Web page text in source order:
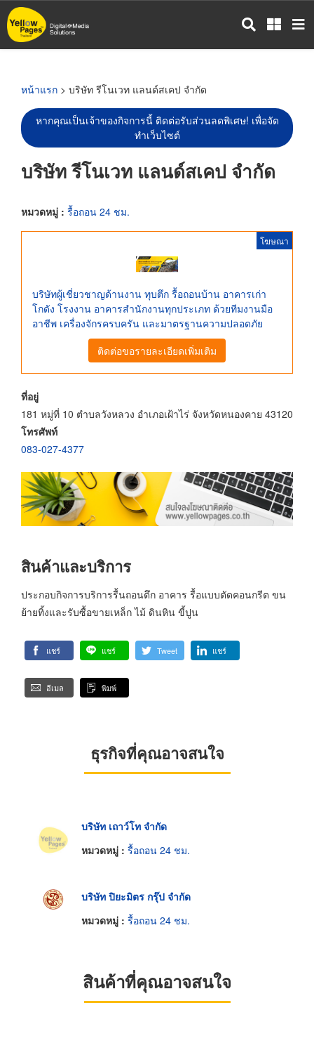
ข้าม
ไป
หน้าแรก > บริษัท รีโนเวท แลนด์สเคป จำกัด
หากคุณเป็นเจ้าของกิจการนี้ ติดต่อรับส่วนลดพิเศษ! เพื่อจัด
ทำเว็บไซต์
บริษัท รีโนเวท แลนด์สเคป จำกัด
หมวดหมู่ : รื้อถอน 24 ชม.
โฆษณา
บริษัทผู้เชี่ยวชาญด้านงาน ทุบตึก รื้อถอนบ้าน อาคารเก่า
โกดัง โรงงาน อาคารสำนักงานทุกประเภท ด้วยทีมงานมือ
อาชีพ เครื่องจักรครบครัน และมาตรฐานความปลอดภัย
ติดต่อขอรายละเอียดเพิ่มเติม
ที่อยู่
181 หมู่ที่ 10 ตำบลวังหลวง อำเภอเฝ้าไร่ จังหวัดหนองคาย 43120
โทรศัพท์
083-027-4377
สินค้าและบริการ
ประกอบกิจการบริการรื้นถอนตึก อาคาร รื้อแบบตัดคอนกรีต ขน
ย้ายทิ้งและรับซื้อขายเหล็ก ไม้ ดินหิน ขี้ปูน
แชร์ แชร์ Tweet แชร์
อีเมล พิมพ์
ธุรกิจที่คุณอาจสนใจ
บริษัท เถาว์โท จำกัด
หมวดหมู่ : รื้อถอน 24 ชม.
บริษัท ปิยะมิตร กรุ๊ป จำกัด
หมวดหมู่ : รื้อถอน 24 ชม.
สินค้าที่คุณอาจสนใจ